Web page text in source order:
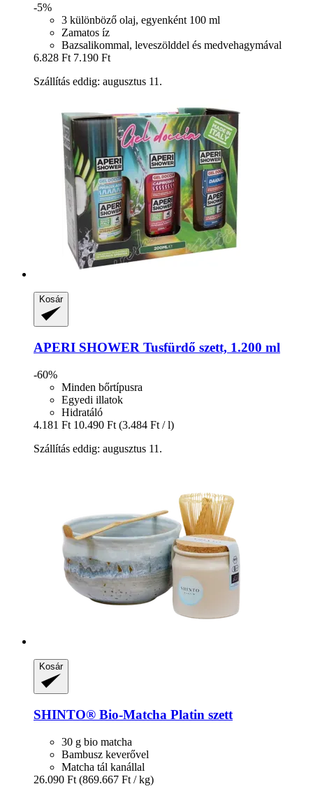
-5%
3 különböző olaj, egyenként 100 ml
Zamatos íz
Bazsalikommal, leveszölddel és medvehagymával
6.828 Ft 7.190 Ft
Szállítás eddig: augusztus 11.
Kosár
APERI SHOWER Tusfürdő szett, 1.200 ml
-60%
Minden bőrtípusra
Egyedi illatok
Hidratáló
4.181 Ft 10.490 Ft (3.484 Ft / l)
Szállítás eddig: augusztus 11.
Kosár
SHINTO® Bio-​Matcha Platin szett
30 g bio matcha
Bambusz keverővel
Matcha tál kanállal
26.090 Ft (869.667 Ft / kg)